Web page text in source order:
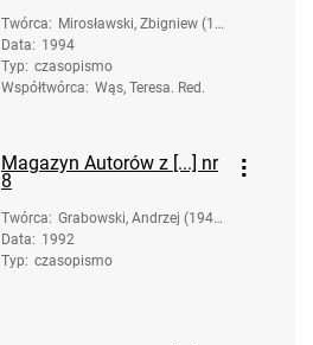
Twórca: Mirosławski, Zbigniew (19
58-). Oprac.
Data: 1994
Typ: czasopismo
Współtwórca: Wąs, Teresa. Red.
Magazyn Autorów z [...] nr
8
Twórca: Grabowski, Andrzej (1947
- ). Oprac.
Data: 1992
Typ: czasopismo